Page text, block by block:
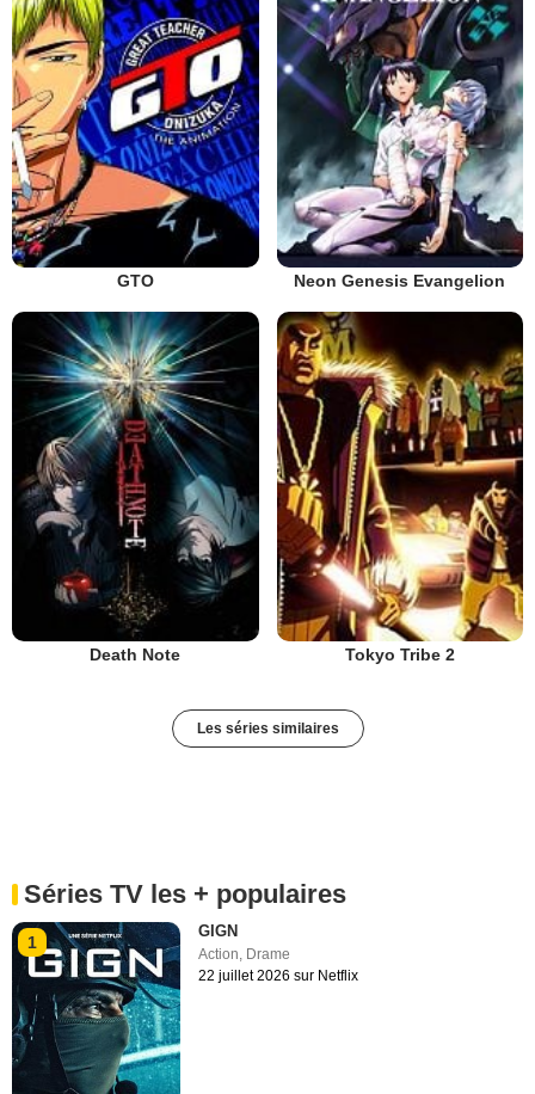
GTO Neon Genesis Evangelion
Death Note Tokyo Tribe 2
Les séries similaires
Séries TV les + populaires
1
GIGN
Action Drame
22 juillet 2026 sur Netflix